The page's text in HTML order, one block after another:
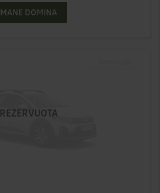
MANE DOMINA
REZERVUOTA